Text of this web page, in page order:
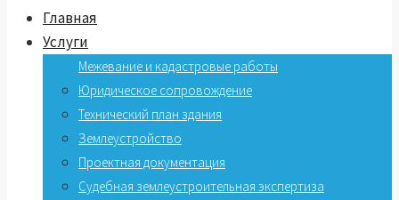
Главная
Услуги
Межевание и кадастровые работы
Юридическое сопровождение
Технический план здания
Землеустройство
Проектная документация
Судебная землеустроительная экспертиза